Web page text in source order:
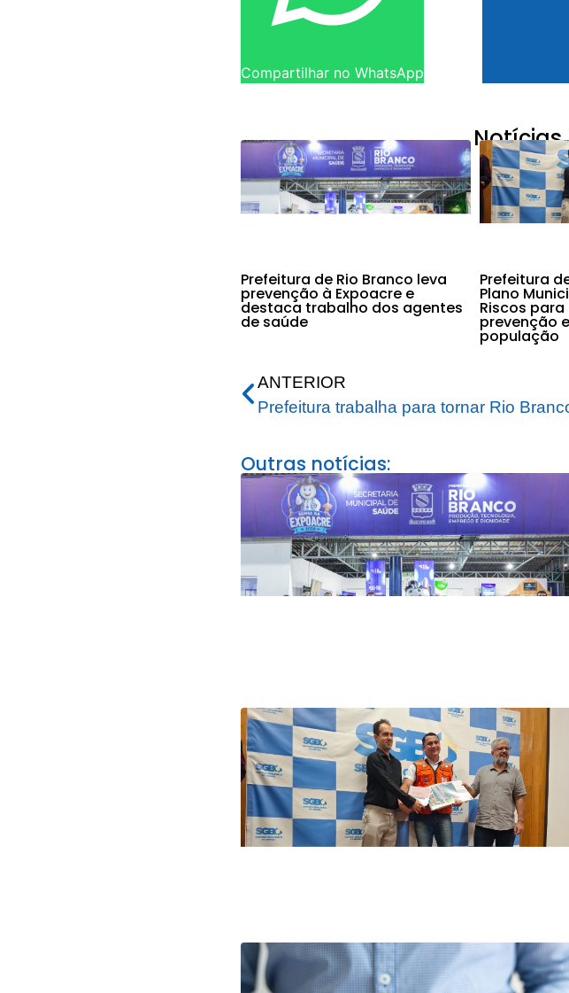
Compartilhar no WhatsApp
Prefeitura de Rio Branco leva
prevenção à Expoacre e
destaca trabalho dos agentes
de saúde
Prefeitura
Plano
Riscos
prevenção
população
ANTERIOR
Outras notícias: